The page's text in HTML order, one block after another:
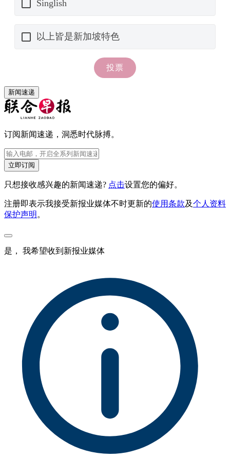
新闻速递
订阅新闻速递，洞悉时代脉搏。
立即订阅
只想接收感兴趣的新闻速递? 点击设置您的偏好。
注册即表示我接受新报业媒体不时更新的使用条款及个人资料
保护声明 。
是， 我希望收到新报业媒体